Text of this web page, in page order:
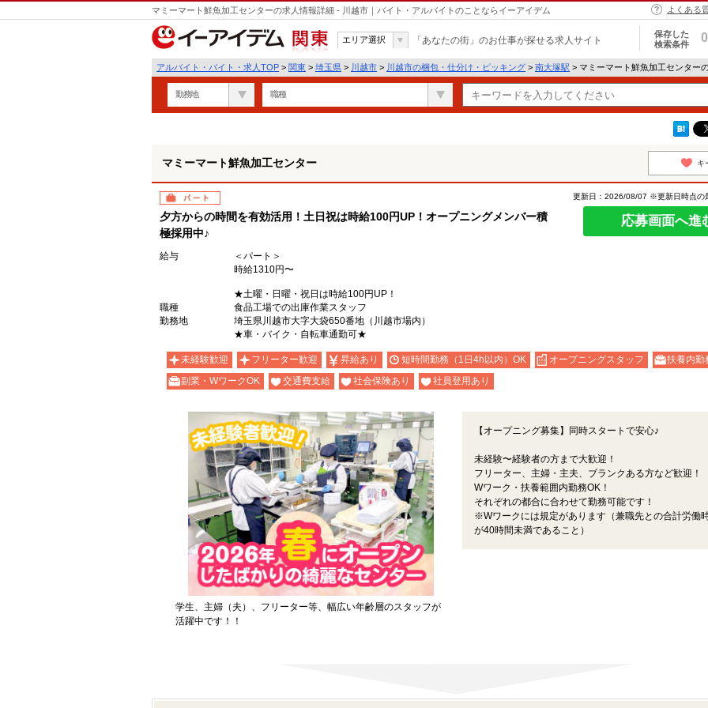
マミーマート鮮魚加工センターの求人情報詳細 - 川越市｜バイト・アルバイトのことならイーアイデム よくある
関東
エリア選択 「あなたの街」のお仕事が探せる求人サイト
保存した
検索条件
0
アルバイト・バイト・求人TOP > 関東 > 埼玉県 > 川越市 > 川越市の梱包・仕分け・ピッキング > 南大塚駅 > マミーマート鮮魚加工センター
勤務地 職種
マミーマート鮮魚加工センター キ
パート
夕方からの時間を有効活用！土日祝は時給100円UP！オープニングメンバー積
極採用中♪
更新日：2026/08/07 ※更新日時点の
応募画面へ進
給与
＜パート＞
時給1310円〜
★土曜・日曜・祝日は時給100円UP！
職種
食品工場での出庫作業スタッフ
勤務地
埼玉県川越市大字大袋650番地（川越市場内）
★車・バイク・自転車通勤可★
未経験歓迎 フリーター歓迎 昇給あり 短時間勤務（1日4h以内）OK オープニングスタッフ
扶養内勤
副業・WワークOK
交通費支給 社会保険あり 社員登用あり
学生、主婦（夫）、フリーター等、幅広い年齢層のスタッフが
活躍中です！！
【オープニング募集】同時スタートで安心♪
未経験〜経験者の方まで大歓迎！
フリーター、主婦・主夫、ブランクある方など歓迎！
Wワーク・扶養範囲内勤務OK！
それぞれの都合に合わせて勤務可能です！
※Wワークには規定があります（兼職先との合計労働
が40時間未満であること）